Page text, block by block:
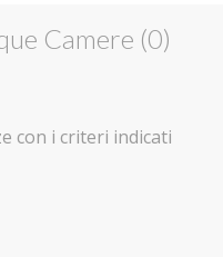
Camere (0)
con i criteri indicati